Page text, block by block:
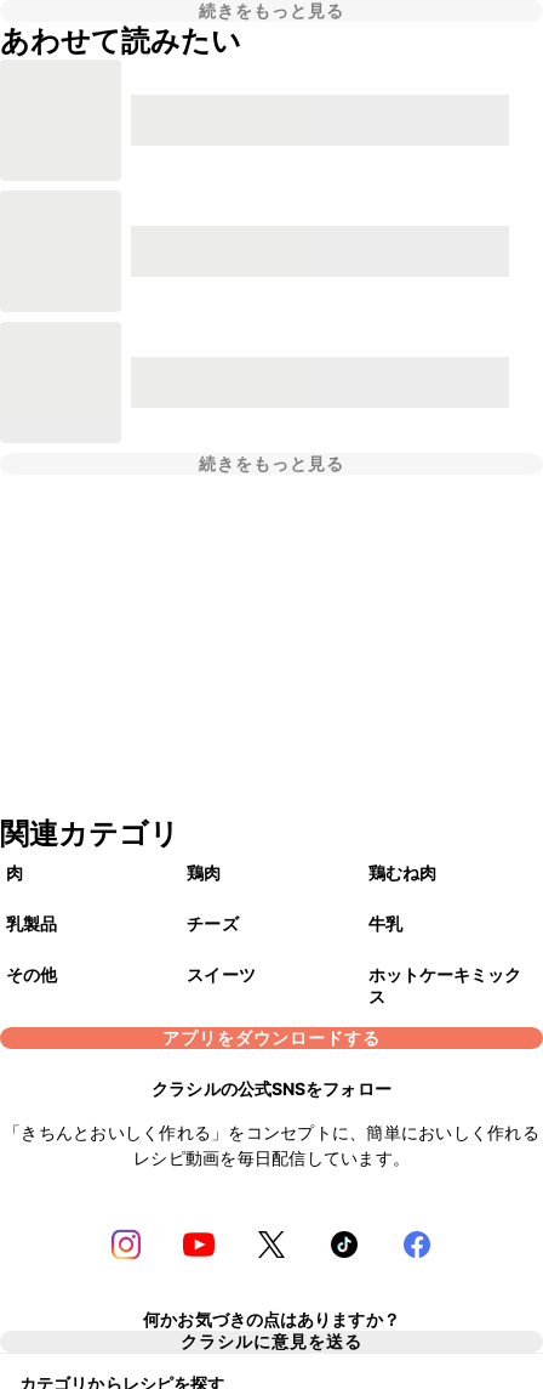
続きをもっと見る
あわせて読みたい
続きをもっと見る
関連カテゴリ
肉 鶏肉 鶏むね肉
乳製品 チーズ 牛乳
その他 スイーツ
ホットケーキミック
ス
アプリをダウンロードする
クラシルの公式SNSをフォロー
「きちんとおいしく作れる」をコンセプトに、簡単においしく作れる
レシピ動画を毎日配信しています。
何かお気づきの点はありますか？
クラシルに意見を送る
カテゴリからレシピを探す